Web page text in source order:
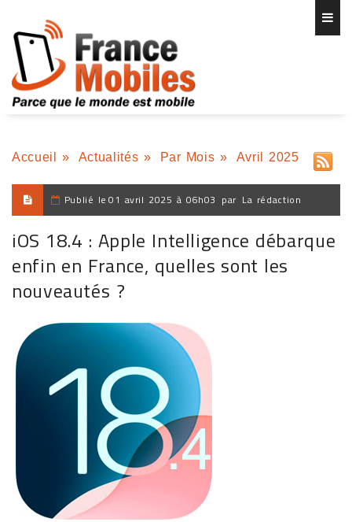
Accueil » Actualités » Par Mois » Avril 2025
Publié le 01 avril 2025 à 06h03 par La rédaction
iOS 18.4 : Apple Intelligence débarque
enfin en France, quelles sont les
nouveautés ?